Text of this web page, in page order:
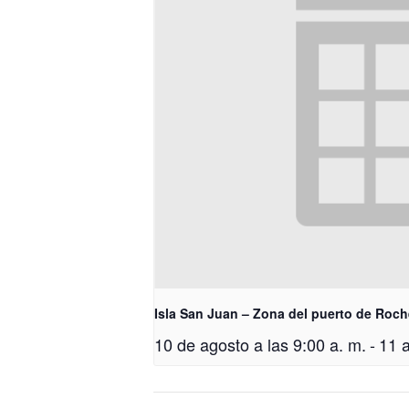
Isla San Juan – Zona del puerto de
10 de agosto a las 9:00 a. m.-11